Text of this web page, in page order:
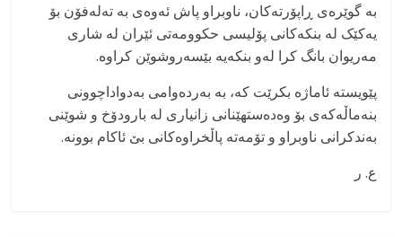
بە گوێرەی ڕاپۆرتەکان، ناوبراو پاش ئەوەی بە تەلەفۆن بۆ
یەکێک لە بنکەکانی پۆلیسی حکوومەتی ئێران لە شاری
مەریوان بانگ کرا لەو بنکەیە بێسەروشوێن کراوە.
پێویستە ئاماژە بکرێت کە، بە بەردەوامی بەدواداچوونی
بنەماڵەکەی بۆ وەدەستهێنانی زانیاری لە بارودۆخ و شوێنی
بەندکرانی ناوبراو و تۆمەتە پاڵخراوەکانی بێ ئاکام بوونە.
ع. ر